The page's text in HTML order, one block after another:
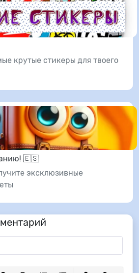
крутые стикеры для твоего
🇪🇸
эксклюзивные